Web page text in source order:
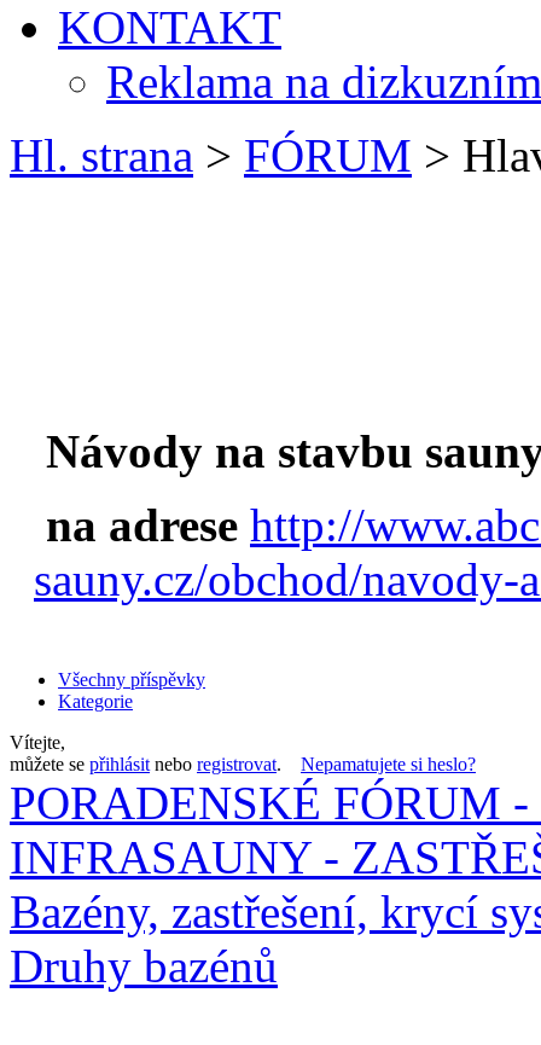
KONTAKT
Reklama na
Hl. strana > FÓRUM >
Návody na stavbu
na adrese http://
sauny.cz/obchod/
Všechny příspěvky
Kategorie
Vítejte,
můžete se přihlásit nebo registrovat. Nepamatujete si heslo?
PORADENSKÉ FÓRUM
INFRASAUNY -
Bazény, zastřešení, krycí
Druhy bazénů